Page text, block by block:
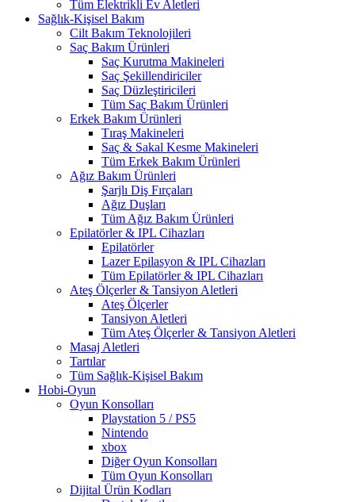
Tüm Elektrikli Ev Aletleri
Sağlık-Kişisel Bakım
Cilt Bakım Teknolojileri
Saç Bakım Ürünleri
Saç Kurutma Makineleri
Saç Şekillendiriciler
Saç Düzleştiricileri
Tüm Saç Bakım Ürünleri
Erkek Bakım Ürünleri
Tıraş Makineleri
Saç & Sakal Kesme Makineleri
Tüm Erkek Bakım Ürünleri
Ağız Bakım Ürünleri
Şarjlı Diş Fırçaları
Ağız Duşları
Tüm Ağız Bakım Ürünleri
Epilatörler & IPL Cihazları
Epilatörler
Lazer Epilasyon & IPL Cihazları
Tüm Epilatörler & IPL Cihazları
Ateş Ölçerler & Tansiyon Aletleri
Ateş Ölçerler
Tansiyon Aletleri
Tüm Ateş Ölçerler & Tansiyon Aletleri
Masaj Aletleri
Tartılar
Tüm Sağlık-Kişisel Bakım
Hobi-Oyun
Oyun Konsolları
Playstation 5 / PS5
Nintendo
xbox
Diğer Oyun Konsolları
Tüm Oyun Konsolları
Dijital Ürün Kodları